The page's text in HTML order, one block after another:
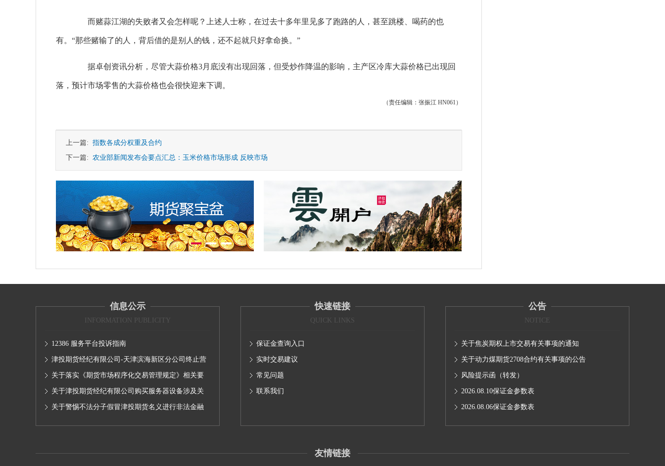
而赌蒜江湖的失败者又会怎样呢？上述人士称，在过去十多年里见多了跑路的人，甚至跳楼、喝药的也
有。“那些赌输了的人，背后借的是别人的钱，还不起就只好拿命换。”
据卓创资讯分析，尽管大蒜价格3月底没有出现回落，但受炒作降温的影响，主产区冷库大蒜价格已出现回
落，预计市场零售的大蒜价格也会很快迎来下调。
（责任编辑：张振江 HN061）
上一篇: 指数各成分权重及合约
下一篇: 农业部新闻发布会要点汇总：玉米价格市场形成 反映市场
信息公示
INFORMATION PUBLICITY
12386 服务平台投诉指南
津投期货经纪有限公司-天津滨海新区分公司终止营
业的公告
关于落实《期货市场程序化交易管理规定》相关要
求,无限易终端版本调整及客户通知
关于津投期货经纪有限公司购买服务器设备涉及关
联交易情况的公示
关于警惕不法分子假冒津投期货名义进行非法金融
快速链接
QUICK LINKS
保证金查询入口
实时交易建议
常见问题
联系我们
公告
NOTICE
关于焦炭期权上市交易有关事项的通知
关于动力煤期货2708合约有关事项的公告
风险提示函（转发）
2026.08.10保证金参数表
2026.08.06保证金参数表
友情链接